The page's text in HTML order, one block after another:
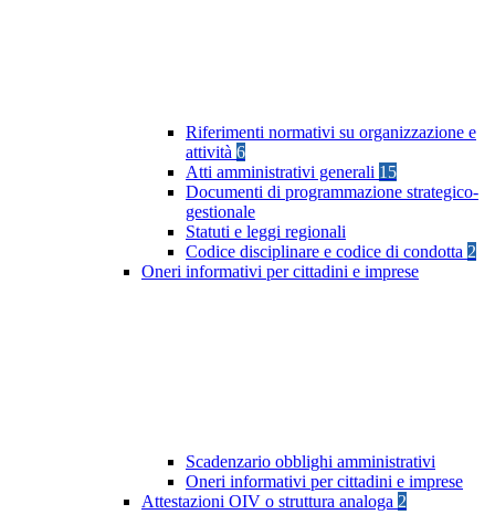
Riferimenti normativi su organizzazione e
attività 6
Atti amministrativi generali 15
Documenti di programmazione strategico-
gestionale
Statuti e leggi regionali
Codice disciplinare e codice di condotta 2
Oneri informativi per cittadini e imprese
Scadenzario obblighi amministrativi
Oneri informativi per cittadini e imprese
Attestazioni OIV o struttura analoga 2